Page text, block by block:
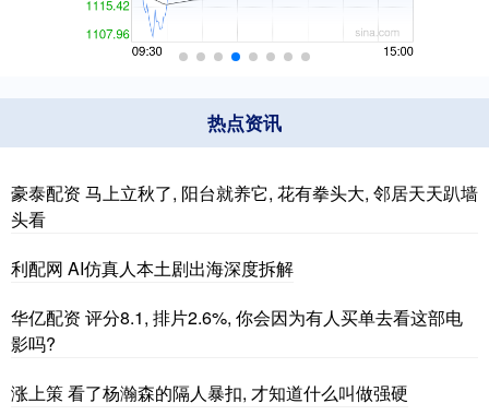
热点资讯
豪泰配资 马上立秋了, 阳台就养它, 花有拳头大, 邻居天天趴墙
头看
利配网 AI仿真人本土剧出海深度拆解
华亿配资 评分8.1, 排片2.6%, 你会因为有人买单去看这部电
影吗?
涨上策 看了杨瀚森的隔人暴扣, 才知道什么叫做强硬